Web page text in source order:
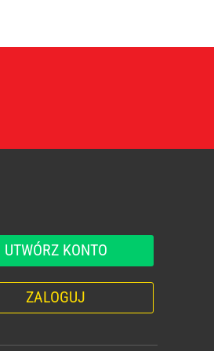
UTWÓRZ KONTO
ZALOGUJ